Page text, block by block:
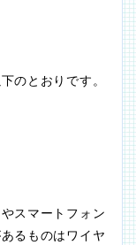
のとおりです。
スマートフォン
るものはワイヤ